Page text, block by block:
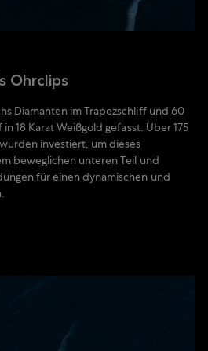
Ohrclips
Diamanten im Trapezschliff und 60
18 Karat Weißgold gefasst. Über 175
investiert, um dieses
beweglichen unteren Teil und
für einen dynamischen und